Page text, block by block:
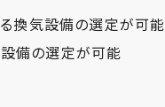
る換気設備の選定が可能
備の選定が可能